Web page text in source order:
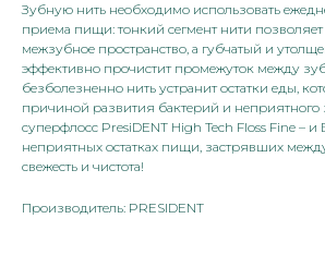
Зубную нить необходимо использовать
приема пищи: тонкий сегмент нити позволяет
межзубное пространство, а губчатый и
эффективно прочистит промежуток между
безболезненно нить устранит остатки еды,
причиной развития бактерий и неприятного
суперфлосс PresiDENT High Tech Floss Fine – и
неприятных остатках пищи, застрявших
свежесть и чистота!
Производитель: PRESIDENT